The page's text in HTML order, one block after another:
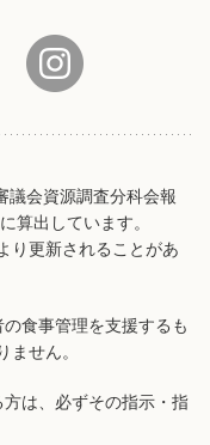
議会資源調査分科会報
算出しています。
り更新されることがあ
食事管理を支援するも
せん。
は、必ずその指示・指